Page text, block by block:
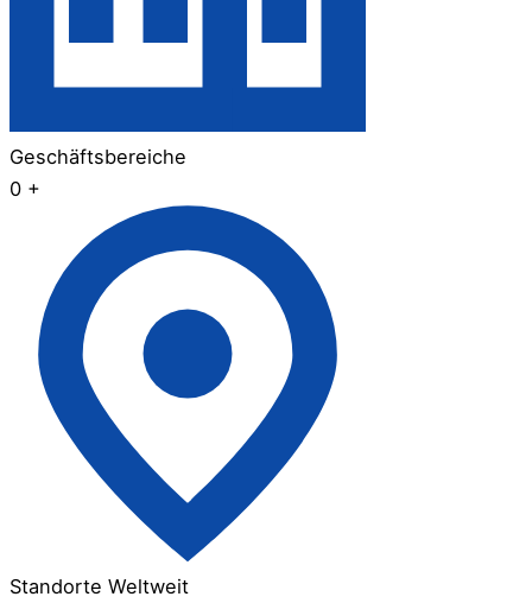
Geschäftsbereiche
0 +
Standorte Weltweit